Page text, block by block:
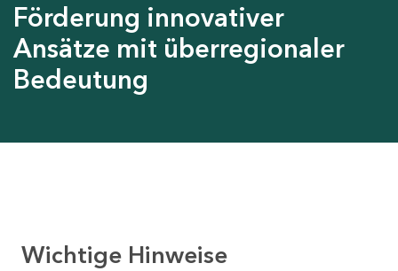
Förderung innovativer
Ansätze mit überregionaler
Bedeutung
Wichtige Hinweise